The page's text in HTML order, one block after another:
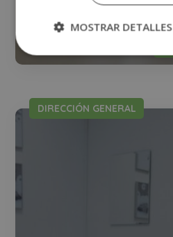
Soft Skills y Coaching
DIRECCIÓN GENERAL
MOSTRAR DETALLES